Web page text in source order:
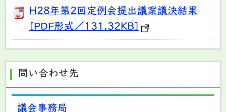
H28年第2回定例会提出議案議決結果
[PDF形式／131.32KB]
問い合わせ先
議会事務局